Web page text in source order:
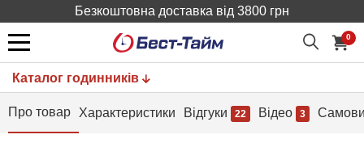
Безкоштовна доставка від 3800 грн
0
Каталог годинників
Про товар Характеристики Відгуки 22 Відео 3